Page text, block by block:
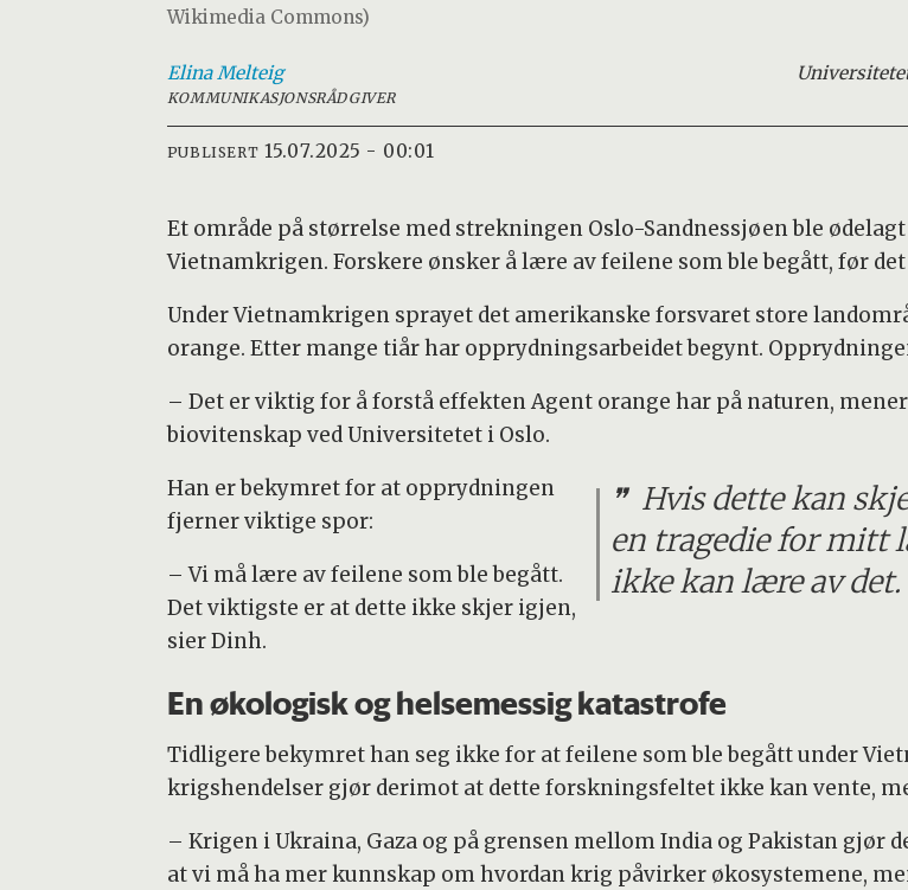
Wikimedia Commons)
Elina Melteig
KOMMUNIKASJONSRÅDGIVER
PUBLISERT 15.07.2025 - 00:01
Et område på størrelse med strekningen Oslo-Sandnessjøen ble
Vietnamkrigen. Forskere ønsker å lære av feilene som ble begått, før
Under Vietnamkrigen sprayet det amerikanske forsvaret store
orange. Etter mange tiår har opprydningsarbeidet begynt.
– Det er viktig for å forstå effekten Agent orange har på naturen,
biovitenskap ved Universitetet i Oslo.
Hvis dette kan
en tragedie for mitt
ikke kan lære av det.
Han er bekymret for at opprydningen
fjerner viktige spor:
– Vi må lære av feilene som ble begått.
Det viktigste er at dette ikke skjer igjen,
sier Dinh.
En økologisk og helsemessig katastrofe
Tidligere bekymret han seg ikke for at feilene som ble begått under
krigshendelser gjør derimot at dette forskningsfeltet ikke kan vente,
– Krigen i Ukraina, Gaza og på grensen mellom India og Pakistan gjør
at vi må ha mer kunnskap om hvordan krig påvirker økosystemene,